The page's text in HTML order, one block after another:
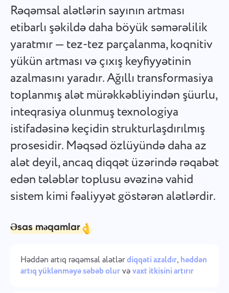
Deutsch
English
Español
Français
עברית
हिन्दी
Italiano
中文 (中国)
Русский
Rəqəmsal alətlərin sayının artması
etibarlı şəkildə daha böyük səmərəlilik
yaratmır — tez-tez parçalanma, koqnitiv
yükün artması və çıxış keyfiyyətinin
azalmasını yaradır. Ağıllı transformasiya
toplanmış alət mürəkkəbliyindən şüurlu,
inteqrasiya olunmuş texnologiya
istifadəsinə keçidin strukturlaşdırılmış
prosesidir. Məqsəd özlüyündə daha az
alət deyil, ancaq diqqət üzərində rəqabət
edən tələblər toplusu əvəzinə vahid
sistem kimi fəaliyyət göstərən alətlərdir.
Əsas məqamlar
Həddən artıq rəqəmsal alətlərdiqqəti azaldır, həddən
artıq yüklənməyə səbəb olurvəvaxt itkisini artırır
Tapşırıq vaxtını izləyin, həmkarlarınızı izləyin və vaxtı əl ilə
əlavə edin.
Tapşırıq yaradın, üzərində həmkarlarınızla işləyin və
tamamlandıqda bağlayın.
Hesabatlar
Hər layihəyə sərf olunan vaxta dair hesabatlardan istifadə
edərək resursları bölüşdürün.
Kanban lövhəsi
Kanban lövhəsində tapşırıqları idarə edin, tapşırıqları süzün
və lövhənizi genişləndirin.
Layihə idarəçiliyi
fəaliyyətini bir yerdə idarə edin.